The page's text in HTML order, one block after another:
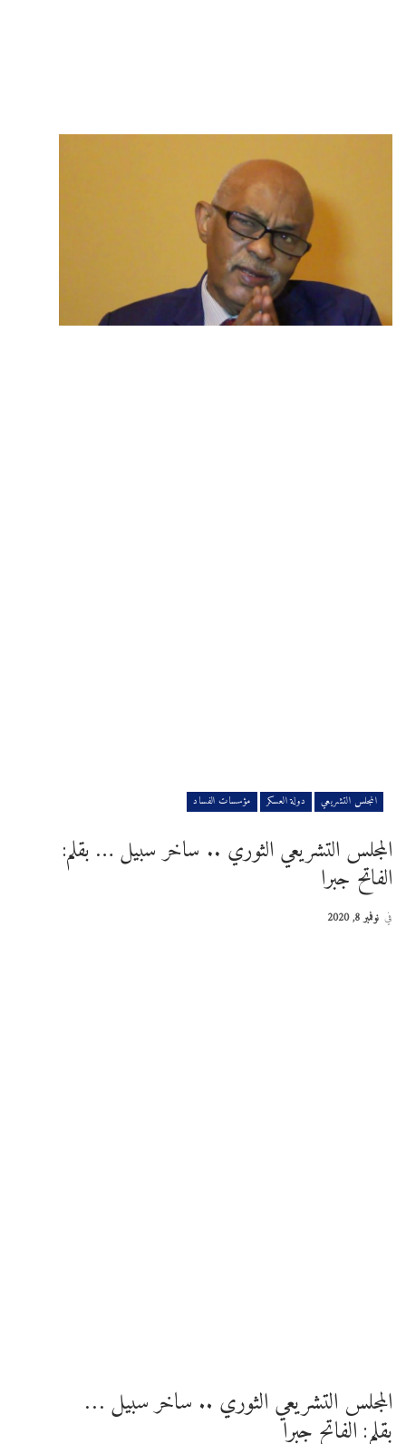
المجلس التشريعي دولة العسكر مؤسسات الفساد
المجلس التشريعي الثوري .. ساخر سبيل … بقلم:
الفاتح جبرا
في نوفمبر 8, 2020
المجلس التشريعي الثوري .. ساخر سبيل …
بقلم: الفاتح جبرا